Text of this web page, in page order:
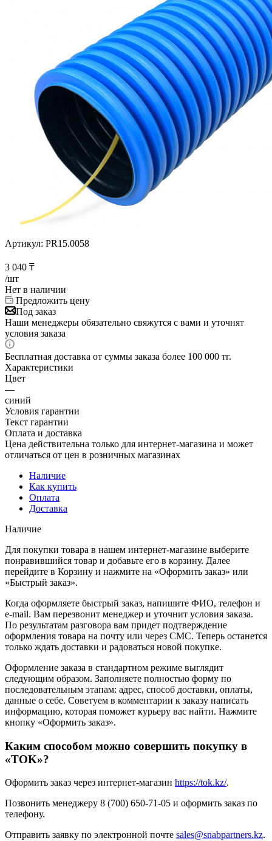
Артикул: PR15.0058
3 040 ₸
/шт
Нет в наличии
Предложить цену
Под заказ
Наши менеджеры обязательно свяжутся с вами и уточнят
условия заказа
Бесплатная доставка от суммы заказа более 100 000 тг.
Характеристики
Цвет
—
синий
Условия гарантии
Текст гарантии
Оплата и доставка
Цена действительна только для интернет-магазина и может
отличаться от цен в розничных магазинах
Наличие
Как купить
Оплата
Доставка
Наличие
Для покупки товара в нашем интернет-магазине выберите
понравившийся товар и добавьте его в корзину. Далее
перейдите в Корзину и нажмите на «Оформить заказ» или
«Быстрый заказ».
Когда оформляете быстрый заказ, напишите ФИО, телефон и
e-mail. Вам перезвонит менеджер и уточнит условия заказа.
По результатам разговора вам придет подтверждение
оформления товара на почту или через СМС. Теперь останется
только ждать доставки и радоваться новой покупке.
Оформление заказа в стандартном режиме выглядит
следующим образом. Заполняете полностью форму по
последовательным этапам: адрес, способ доставки, оплаты,
данные о себе. Советуем в комментарии к заказу написать
информацию, которая поможет курьеру вас найти. Нажмите
кнопку «Оформить заказ».
Каким способом можно совершить покупку в
«TOK»?
Оформить заказ через интернет-магазин https://tok.kz/.
Позвонить менеджеру 8 (700) 650-71-05 и оформить заказ по
телефону.
Отправить заявку по электронной почте sales@snabpartners.kz.